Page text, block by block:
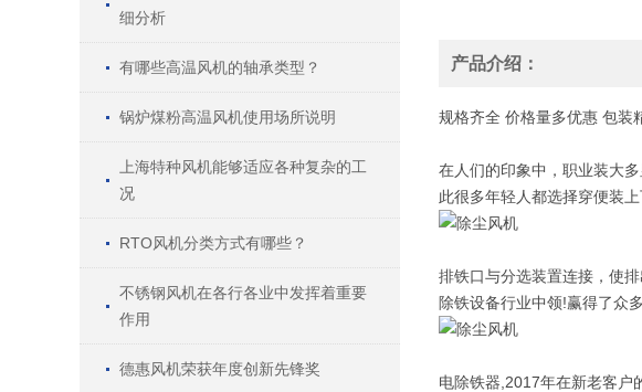
细分析
有哪些高温风机的轴承类型？
锅炉煤粉高温风机使用场所说明
上海特种风机能够适应各种复杂的工
况
RTO风机分类方式有哪些？
不锈钢风机在各行各业中发挥着重要
作用
德惠风机荣获年度创新先锋奖
产品介绍：
规格齐全 价格量多优惠 包装
在人们的印象中，职业装大
此很多年轻人都选择穿便装
排铁口与分选装置连接，使
除铁设备行业中领!赢得了众
电除铁器,2017年在新老客户